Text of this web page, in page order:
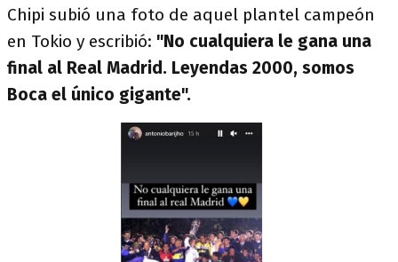
Chipi subió una foto de aquel plantel campeón
en Tokio y escribió: "No cualquiera le gana una
final al Real Madrid. Leyendas 2000, somos
Boca el único gigante".